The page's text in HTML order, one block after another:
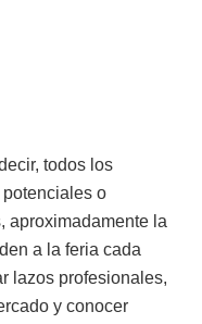
todos los
o
aproximadamente la
a la feria cada
lazos profesionales,
y conocer